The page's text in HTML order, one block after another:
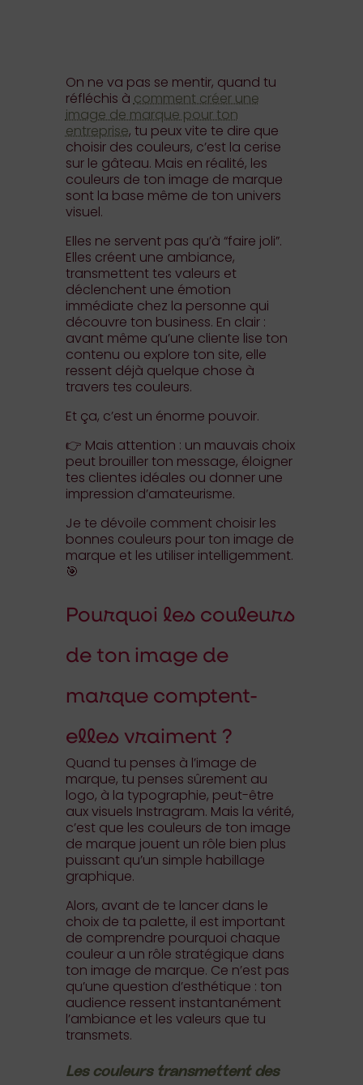
On ne va pas se mentir, quand tu
réfléchis àcomment créer une
image de marque pour ton
entreprise, tu peux vite te dire que
choisir des couleurs, c’est la cerise
sur le gâteau. Mais en réalité, les
couleurs de ton image de marque
sont la base même de ton univers
visuel.
Elles ne servent pas qu’à “faire joli”.
Elles créent une ambiance,
transmettent tes valeurs et
déclenchent une émotion
immédiate chez la personne qui
découvre ton business. En clair :
avant même qu’une cliente lise ton
contenu ou explore ton site, elle
ressent déjà quelque chose à
travers tes couleurs.
Et ça, c’est un énorme pouvoir.
👉 Mais attention : un mauvais choix
peut brouiller ton message, éloigner
tes clientes idéales ou donner une
impression d’amateurisme.
Je te dévoile comment choisir les
bonnes couleurs pour ton image de
marque et les utiliser intelligemment.
🎯
Pourquoi les couleurs
de ton image de
marque comptent-
elles vraiment ?
Quand tu penses à l’image de
marque, tu penses sûrement au
logo, à la typographie, peut-être
aux visuels Instragram. Mais la vérité,
c’est que les couleurs de ton image
de marque jouent un rôle bien plus
puissant qu’un simple habillage
graphique.
Alors, avant de te lancer dans le
choix de ta palette, il est important
de comprendre pourquoi chaque
couleur a un rôle stratégique dans
ton image de marque. Ce n’est pas
qu’une question d’esthétique : ton
audience ressent instantanément
l’ambiance et les valeurs que tu
transmets.
Les couleurs transmettent des